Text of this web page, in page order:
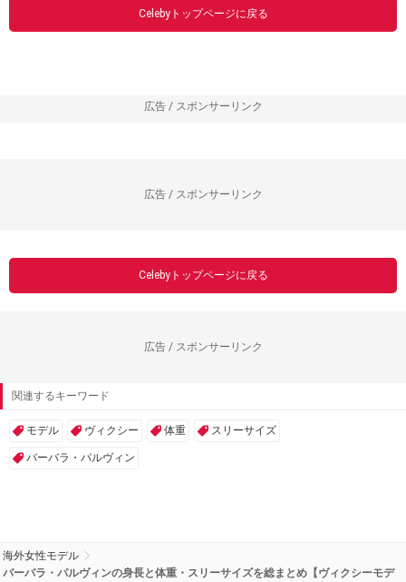
Celebyトップページに戻る
広告 / スポンサーリンク
広告 / スポンサーリンク
Celebyトップページに戻る
広告 / スポンサーリンク
関連するキーワード
モデル ヴィクシー 体重 スリーサイズ
バーバラ・パルヴィン
海外女性モデル
バーバラ・パルヴィンの身長と体重・スリーサイズを総まとめ【ヴィクシーモデ